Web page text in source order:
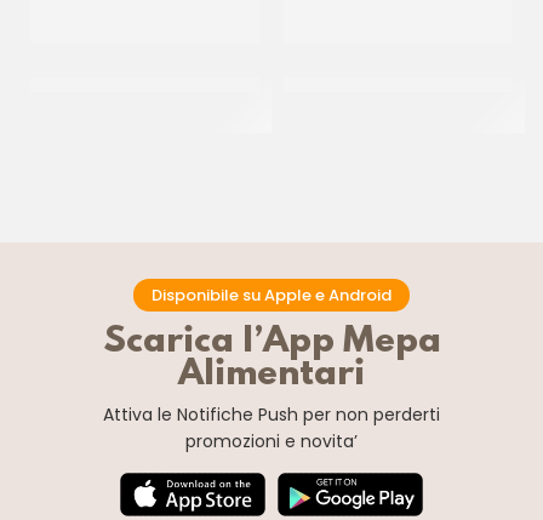
Disponibile su Apple e Android
Scarica l’App Mepa
Alimentari
Attiva le Notifiche Push per non perderti
promozioni e novita’